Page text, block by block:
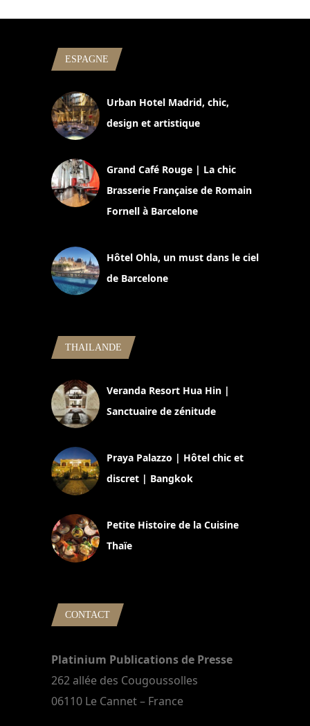
ESPAGNE
Urban Hotel Madrid, chic,
design et artistique
Grand Café Rouge | La chic
Brasserie Française de Romain
Fornell à Barcelone
Hôtel Ohla, un must dans le ciel
de Barcelone
THAILANDE
Veranda Resort Hua Hin |
Sanctuaire de zénitude
Praya Palazzo | Hôtel chic et
discret | Bangkok
Petite Histoire de la Cuisine
Thaïe
CONTACT
Platinium Publications de Presse
262 allée des Cougoussolles
06110 Le Cannet – France